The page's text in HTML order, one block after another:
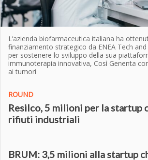
L’azienda biofarmaceutica italiana ha
finanziamento strategico da ENEA Tech
per sostenere lo sviluppo della sua
immunoterapia innovativa, Così Genenta
ai tumori
ROUND
Resilco, 5 milioni per la startup
rifiuti industriali
BRUM: 3,5 milioni alla startup